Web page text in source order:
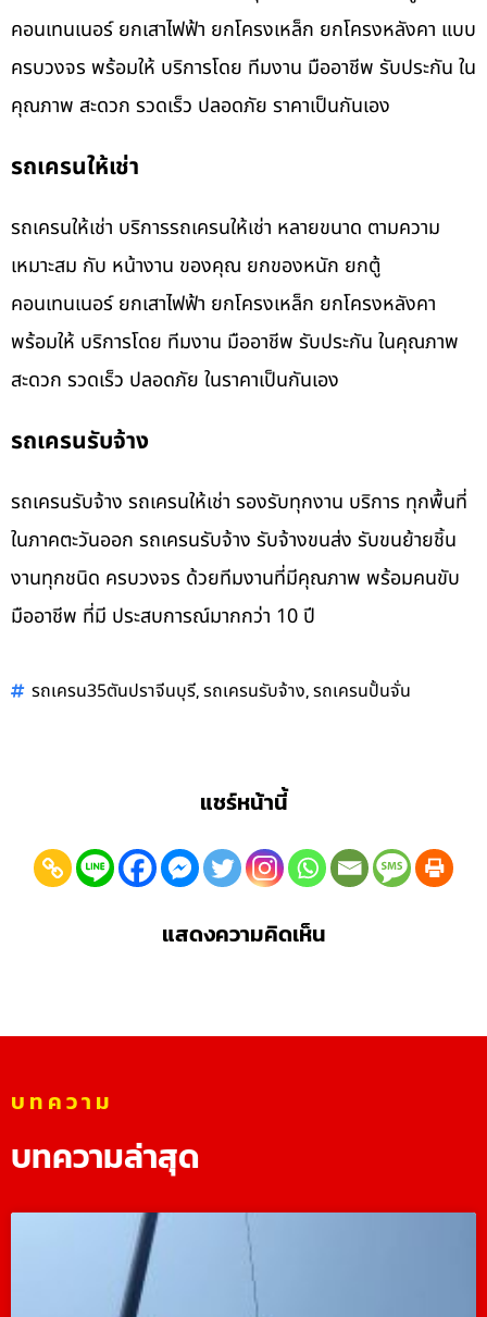
คอนเทนเนอร์ ยกเสาไฟฟ้า ยกโครงเหล็ก ยกโครงหลังคา แบบ
ครบวงจร พร้อมให้ บริการโดย ทีมงาน มืออาชีพ รับประกัน ใน
คุณภาพ สะดวก รวดเร็ว ปลอดภัย ราคาเป็นกันเอง
รถเครนให้เช่า
รถเครนให้เช่า บริการรถเครนให้เช่า หลายขนาด ตามความ
เหมาะสม กับ หน้างาน ของคุณ ยกของหนัก ยกตู้
คอนเทนเนอร์ ยกเสาไฟฟ้า ยกโครงเหล็ก ยกโครงหลังคา
พร้อมให้ บริการโดย ทีมงาน มืออาชีพ รับประกัน ในคุณภาพ
สะดวก รวดเร็ว ปลอดภัย ในราคาเป็นกันเอง
รถเครนรับจ้าง
รถเครนรับจ้าง รถเครนให้เช่า รองรับทุกงาน บริการ ทุกพื้นที่
ในภาคตะวันออก รถเครนรับจ้าง รับจ้างขนส่ง รับขนย้ายชิ้น
งานทุกชนิด ครบวงจร ด้วยทีมงานที่มีคุณภาพ พร้อมคนขับ
มืออาชีพ ที่มี ประสบการณ์มากกว่า 10 ปี
รถเครน35ตันปราจีนบุรี,รถเครนรับจ้าง,รถเครนปั้นจั่น
แชร์หน้านี้
แสดงความคิดเห็น
บทความ
บทความล่าสุด